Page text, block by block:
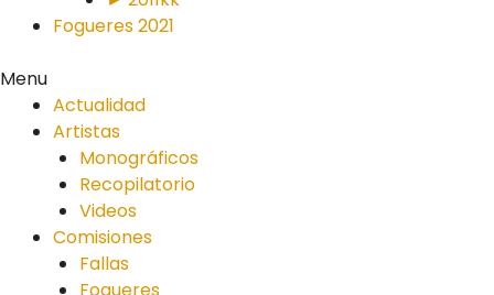
Fogueres 2021
Menu
Actualidad
Artistas
Monográficos
Recopilatorio
Videos
Comisiones
Fallas